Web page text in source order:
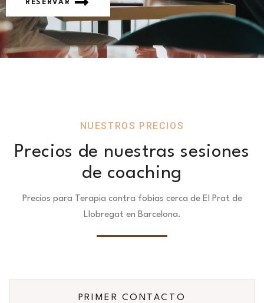
RESERVAR
NUESTROS PRECIOS
Precios de nuestras sesiones
de coaching
Precios para Terapia contra fobias cerca de El Prat de
Llobregat en Barcelona.
PRIMER CONTACTO